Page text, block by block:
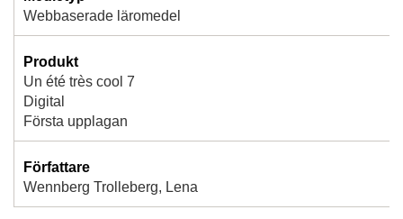
Webbaserade läromedel
Produkt
Un été très cool 7
Digital
Första upplagan
Författare
Wennberg Trolleberg, Lena